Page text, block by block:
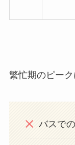
繁忙期のピー
バスで